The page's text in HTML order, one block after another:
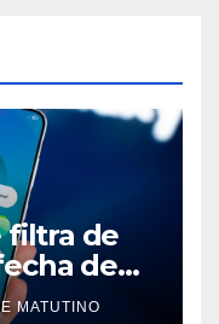
filtra de
de
MATUTINO